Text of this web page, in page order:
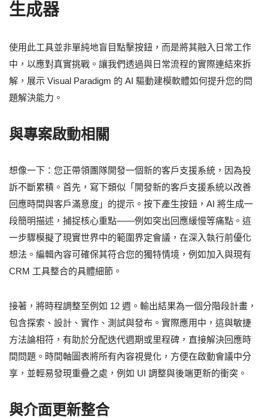
生成器
使用此工具並非單純地盲目點擊按鈕，而是將其融入日常工作
中，以應對真實挑戰。讓我們透過與日常流程的實際連結來拆
解，展示 Visual Paradigm 的 AI 驅動建模軟體如何提升您的問
題解決能力。
與專案啟動相關
想像一下：您正帶領團隊開發一個新的客戶支援系統，因為投
訴不斷累積。首先，寫下類似「開發新的客戶支援系統以改善
回應時間與客戶滿意度」的提示。按下產生按鈕，AI 將生成一
段簡明描述，捕捉核心重點——例如突出回應緩慢等痛點。這
一步驟模擬了現實世界中的範圍界定會議，在深入執行前優化
想法。編輯內容可確保其符合您的獨特情境，例如加入與現有
CRM 工具整合的具體細節。
接著，將時程調整至例如 12 週。輸出結果為一個分階段計畫，
包含探索、設計、實作、測試與發布。實際應用中，這與敏捷
方法論相符，有助於分配迭代週期或里程碑，直接解決回應時
間問題。時間軸圖表將所有內容視覺化，方便在啟動會議中分
享，並輕易發現重疊之處，例如 UI 調整與後端更新的衝突。
與介面更新整合